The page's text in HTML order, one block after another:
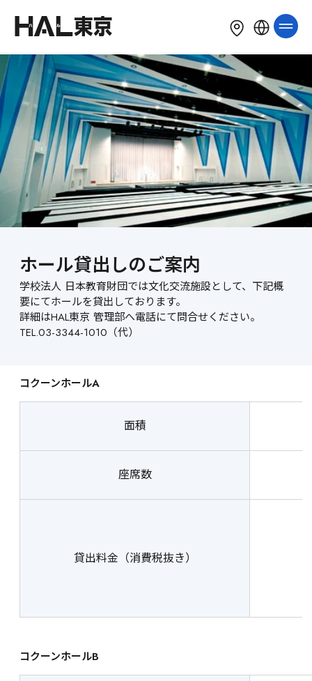
LANGUAGE
English 简体中文 繁體中文
한국어 Tiếng Việt Bahasa Indonesia
ホール貸出しのご案内
学校法人 日本教育財団では文化交流施設として、下記概
要にてホールを貸出しております。
詳細はHAL東京 管理部へ電話にて問合せください。
TEL.03-3344-1010（代）
コクーンホールA
面積
座席数
貸出料金（消費税抜き）
コクーンホールB